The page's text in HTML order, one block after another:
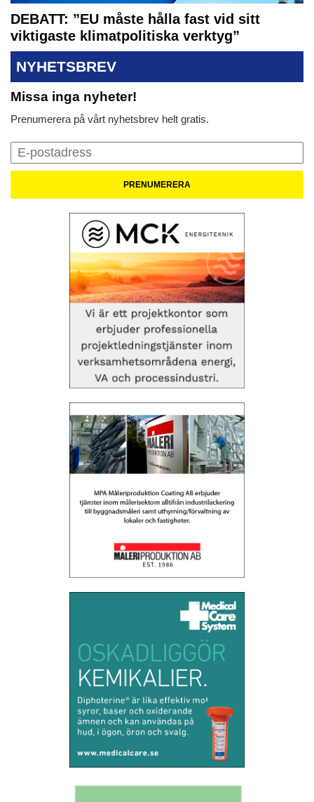
DEBATT: ”EU måste hålla fast vid sitt
viktigaste klimatpolitiska verktyg”
NYHETSBREV
Missa inga nyheter!
Prenumerera på vårt nyhetsbrev helt gratis.